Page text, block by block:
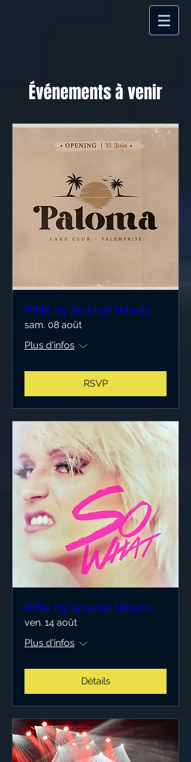
Événements à venir
P!NK by Sowhat tribute
sam. 08 août
Plus d'infos
RSVP
P!NK by Sowhat tribute
ven. 14 août
Plus d'infos
Détails